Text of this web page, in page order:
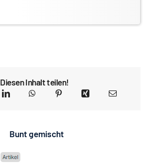
Diesen Inhalt teilen!
Bunt gemischt